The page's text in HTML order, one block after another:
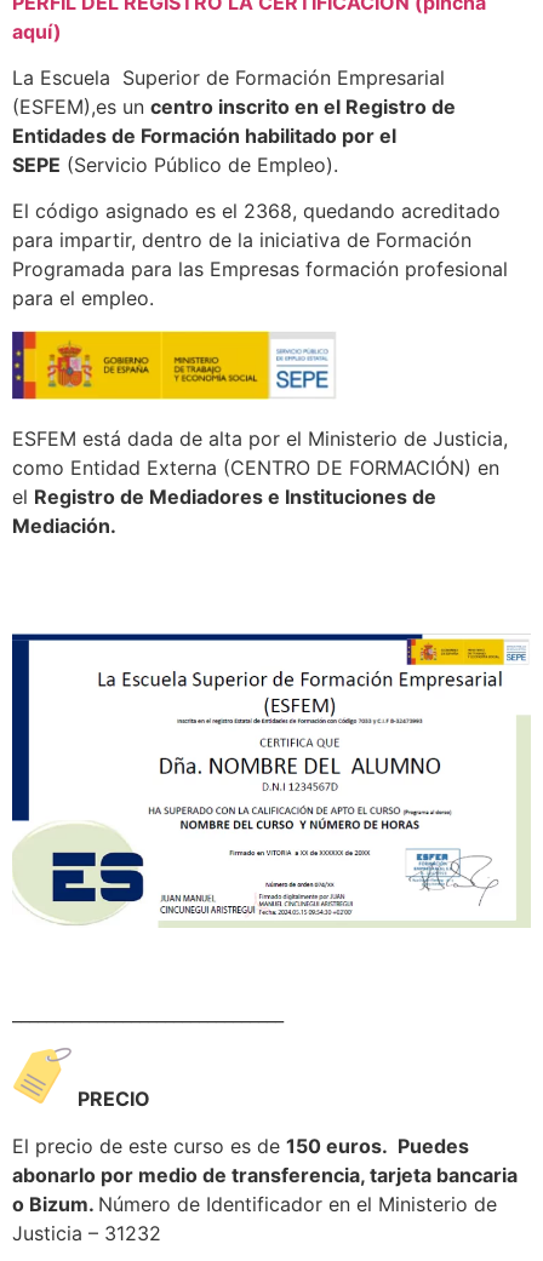
aquí)
La Escuela Superior de Formación Empresarial
(ESFEM),es un centro inscrito en el Registro de
Entidades de Formación habilitado por el
SEPE (Servicio Público de Empleo).
El código asignado es el 2368, quedando acreditado
para impartir, dentro de la iniciativa de Formación
Programada para las Empresas formación profesional
para el empleo.
ESFEM está dada de alta por el Ministerio de Justicia,
como Entidad Externa (CENTRO DE FORMACIÓN) en
el Registro de Mediadores e Instituciones de
Mediación.
PRECIO
El precio de este curso es de 150 euros. Puedes
abonarlo por medio de transferencia, tarjeta bancaria
o Bizum. Número de Identificador en el Ministerio de
Justicia – 31232